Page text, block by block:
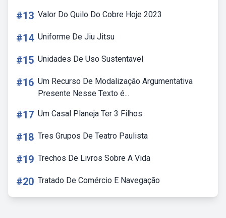
#13 Valor Do Quilo Do Cobre Hoje 2023
#14 Uniforme De Jiu Jitsu
#15 Unidades De Uso Sustentavel
#16 Um Recurso De Modalização Argumentativa
Presente Nesse Texto é...
#17 Um Casal Planeja Ter 3 Filhos
#18 Tres Grupos De Teatro Paulista
#19 Trechos De Livros Sobre A Vida
#20 Tratado De Comércio E Navegação